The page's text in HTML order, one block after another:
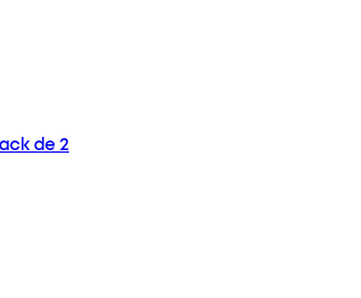
de 2